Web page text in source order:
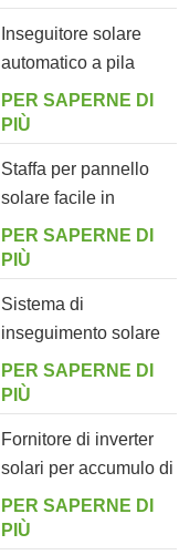
Inseguitore solare
automatico a pila
singola con 10
pannelli fotovoltaici
PER SAPERNE DI
PIÙ
Staffa per pannello
solare facile in
alluminio regolabile
ad angolo per
giardino
PER SAPERNE DI
PIÙ
Sistema di
inseguimento solare
intelligente a doppia
fila a palo singolo
PER SAPERNE DI
PIÙ
Fornitore di inverter
solari per accumulo di
energia off-grid
5000ES
PER SAPERNE DI
PIÙ